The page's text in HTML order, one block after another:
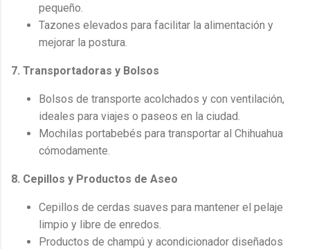
pequeño.
Tazones elevados para facilitar la alimentación y
mejorar la postura.
7. Transportadoras y Bolsos
Bolsos de transporte acolchados y con ventilación,
ideales para viajes o paseos en la ciudad.
Mochilas portabebés para transportar al Chihuahua
cómodamente.
8. Cepillos y Productos de Aseo
Cepillos de cerdas suaves para mantener el pelaje
limpio y libre de enredos.
Productos de champú y acondicionador diseñados